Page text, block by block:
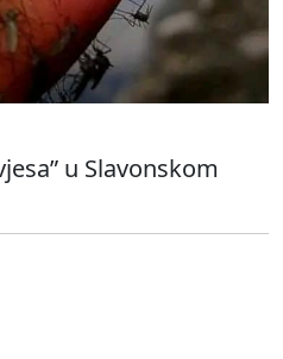
u Slavonskom